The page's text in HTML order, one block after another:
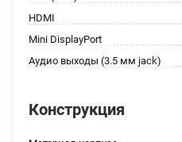
HDMI
Mini DisplayPort
Аудио выходы (3.5 мм jack)
Конструкция